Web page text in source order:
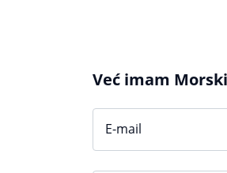
Već imam
E-mail